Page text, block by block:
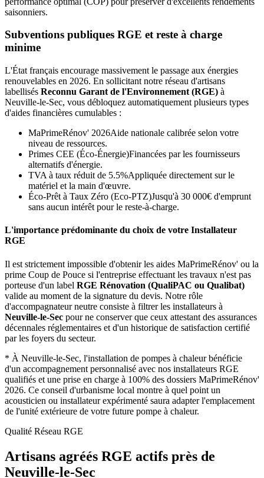
saisonniers.
Subventions publiques RGE et reste à charge
minime
L'État français encourage massivement le passage aux énergies
renouvelables en 2026. En sollicitant notre réseau d'artisans
labellisés Reconnu Garant de l'Environnement (RGE) à
Neuville-le-Sec, vous débloquez automatiquement plusieurs types
d'aides financières cumulables :
MaPrimeRénov' 2026Aide nationale calibrée selon votre
niveau de ressources.
Primes CEE (Éco-Énergie)Financées par les fournisseurs
alternatifs d'énergie.
TVA à taux réduit de 5.5%Appliquée directement sur le
matériel et la main d'œuvre.
Éco-Prêt à Taux Zéro (Eco-PTZ)Jusqu'à 30 000€ d'emprunt
sans aucun intérêt pour le reste-à-charge.
L'importance prédominante du choix de votre Installateur
RGE
Il est strictement impossible d'obtenir les aides MaPrimeRénov' ou la
prime Coup de Pouce si l'entreprise effectuant les travaux n'est pas
porteuse d'un label RGE Rénovation (QualiPAC ou Qualibat)
valide au moment de la signature du devis. Notre rôle
d'accompagnateur neutre consiste à filtrer les installateurs à
Neuville-le-Sec pour ne conserver que ceux attestant des assurances
décennales réglementaires et d'un historique de satisfaction certifié
par les foyers du secteur.
* À Neuville-le-Sec, l'installation de pompes à chaleur bénéficie
d'un accompagnement personnalisé avec nos installateurs RGE
qualifiés et une prise en charge à 100% des dossiers MaPrimeRénov'
2026. Ce conseil d'urbanisme local montre à quel point un
acousticien ou installateur expérimenté saura adapter l'emplacement
de l'unité extérieure de votre future pompe à chaleur.
Qualité Réseau RGE
Artisans agréés RGE actifs près de
Neuville-le-Sec